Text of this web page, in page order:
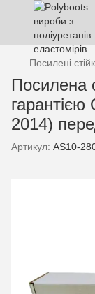
Посилені
Посилена
2014)
Артикул: AS10-